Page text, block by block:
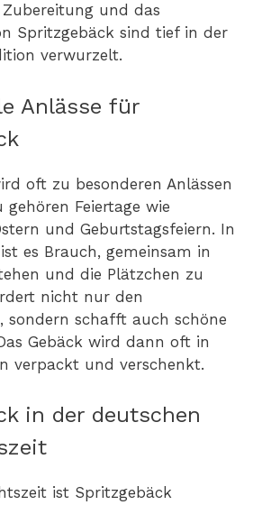
Zubereitung und das
Spritzgebäck sind tief in der
verwurzelt.
Anlässe für
oft zu besonderen Anlässen
gehören Feiertage wie
und Geburtstagsfeiern. In
es Brauch, gemeinsam in
und die Plätzchen zu
nicht nur den
sondern schafft auch schöne
Gebäck wird dann oft in
verpackt und verschenkt.
in der deutschen
ist Spritzgebäck